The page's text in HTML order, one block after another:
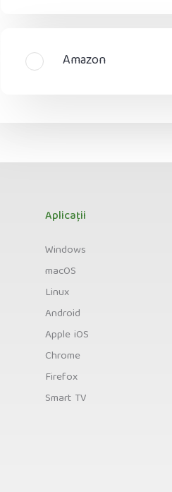
Amazon
Aplicații
Windows
macOS
Linux
Android
Apple iOS
Chrome
Firefox
Smart TV